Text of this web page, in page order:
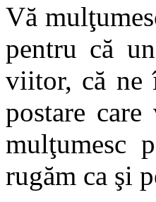
Vă
pentru că
viitor, că ne
postare
mulţumesc
rugăm ca şi